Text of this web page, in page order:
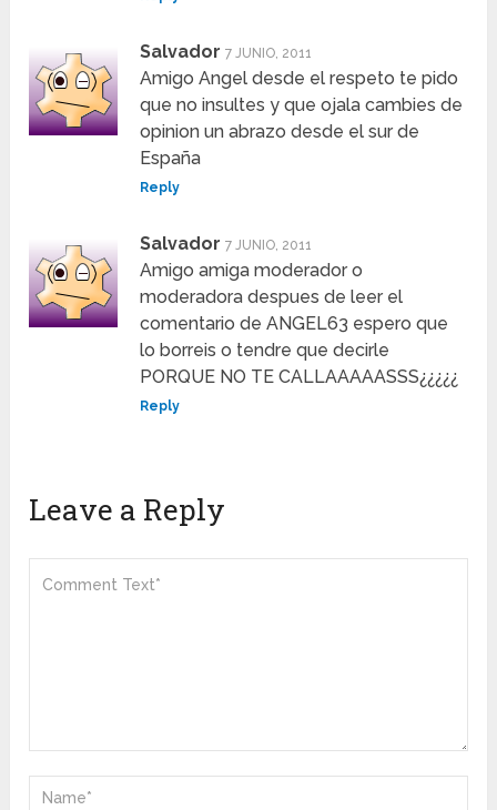
Salvador 7 JUNIO, 2011
Amigo Angel desde el respeto te pido
que no insultes y que ojala cambies de
opinion un abrazo desde el sur de
España
Reply
Salvador 7 JUNIO, 2011
Amigo amiga moderador o
moderadora despues de leer el
comentario de ANGEL63 espero que
lo borreis o tendre que decirle
PORQUE NO TE CALLAAAAASSS¿¿¿¿¿
Reply
Leave a Reply